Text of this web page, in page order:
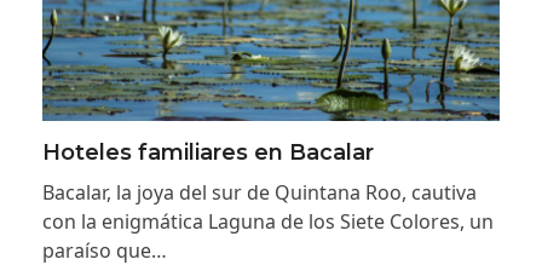
Hoteles familiares en Bacalar
Bacalar, la joya del sur de Quintana Roo, cautiva
con la enigmática Laguna de los Siete Colores, un
paraíso que…